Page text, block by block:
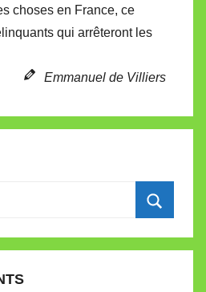
e
t
choses en France, ce
qui arrêteront les
Emmanuel de Villiers